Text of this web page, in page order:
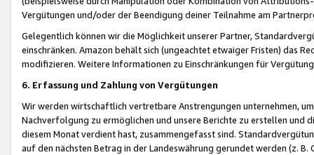
Vergütungen und/oder der Beendigung deiner Teilnahme am
Gelegentlich können wir die Möglichkeit unserer Partner,
einschränken. Amazon behält sich (ungeachtet etwaiger Fristen) das
modifizieren. Weitere Informationen zu Einschränkungen für
6. Erfassung und Zahlung von Vergütungen
Wir werden wirtschaftlich vertretbare Anstrengungen unternehmen,
Nachverfolgung zu ermöglichen und unsere Berichte zu erstellen und
diesem Monat verdient hast, zusammengefasst sind.
auf den nächsten Betrag in der Landeswährung gerundet werden (z.